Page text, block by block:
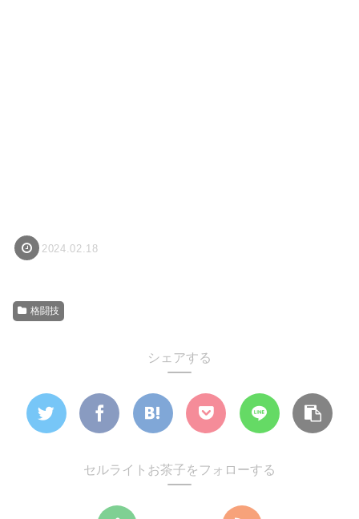
2024.02.18
格闘技
シェアする
セルライトお茶子をフォローする